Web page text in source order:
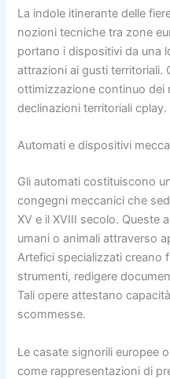
La indole itinerante delle
nozioni tecniche tra zone
portano i dispositivi da una
attrazioni ai gusti territoriali.
ottimizzazione continuo dei
declinazioni territoriali cplay.
Automati e dispositivi
Gli automati costituiscono
congegni meccanici che
XV e il XVIII secolo. Queste
umani o animali attraverso
Artefici specializzati creano
strumenti, redigere
Tali opere attestano
scommesse.
Le casate signorili europee
come rappresentazioni di